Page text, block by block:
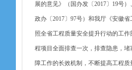
展的意见》（国办发〔2017〕19号
政办〔2017〕97号）和我厅《安徽
照全省工程质量安全提升行动的工
程项目全面排查一次，排查隐患，
障工作的长效机制，不断提高工程